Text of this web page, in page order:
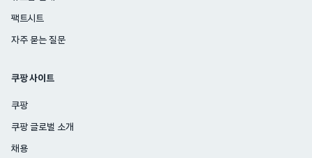
팩트시트
자주 묻는 질문
쿠팡 사이트
쿠팡
쿠팡 글로벌 소개
채용